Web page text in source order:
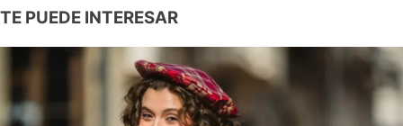
TE PUEDE INTERESAR